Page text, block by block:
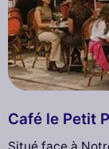
Café le Petit